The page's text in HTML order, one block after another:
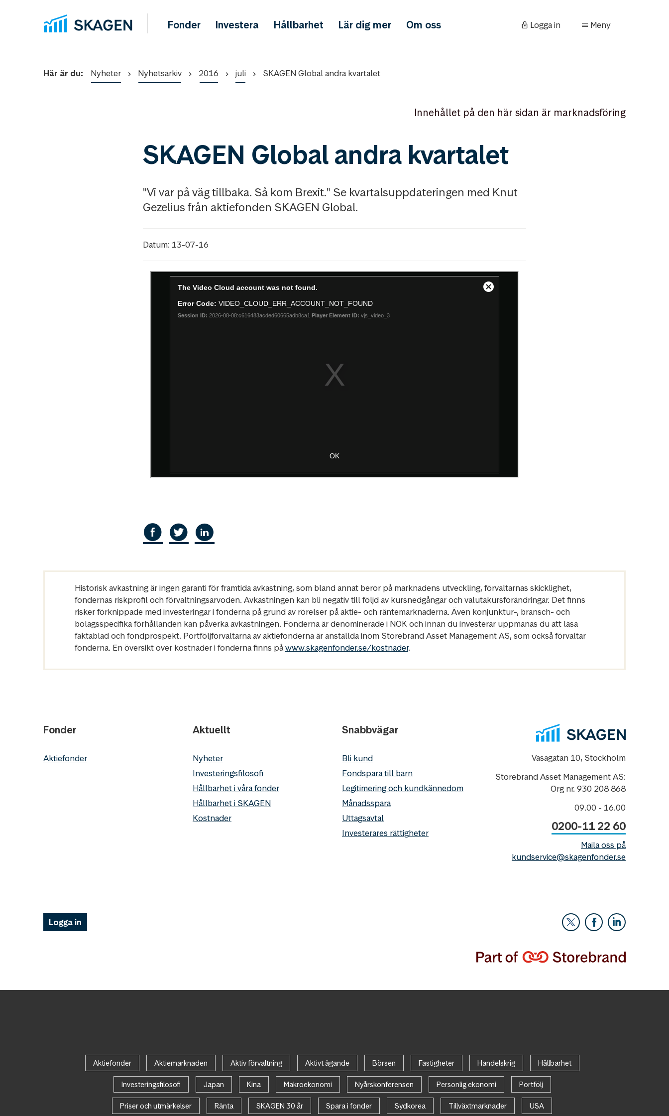
Fonder Investera Hållbarhet Lär dig mer Om oss Logga in Meny
Här är du: Nyheter Nyhetsarkiv 2016 juli SKAGEN Global andra kvartalet
Innehållet på den här sidan är marknadsföring
SKAGEN Global andra kvartalet
"Vi var på väg tillbaka. Så kom Brexit." Se kvartalsuppdateringen med Knut
Gezelius från aktiefonden SKAGEN Global.
Datum: 13-07-16
Historisk avkastning är ingen garanti för framtida avkastning, som bland annat beror på marknadens utveckling, förvaltarnas skicklighet,
fondernas riskprofil och förvaltningsarvoden. Avkastningen kan bli negativ till följd av kursnedgångar och valutakursförändringar. Det finns
risker förknippade med investeringar i fonderna på grund av rörelser på aktie- och räntemarknaderna. Även konjunktur-, bransch- och
bolagsspecifika förhållanden kan påverka avkastningen. Fonderna är denominerade i NOK och innan du investerar uppmanas du att läsa
faktablad och fondprospekt. Portföljförvaltarna av aktiefonderna är anställda inom Storebrand Asset Management AS, som också förvaltar
fonderna. En översikt över kostnader i fonderna finns påwww.skagenfonder.se/kostnader.
Fonder
Aktiefonder
Aktuellt
Nyheter
Investeringsfilosofi
Hållbarhet i våra fonder
Hållbarhet i SKAGEN
Kostnader
Snabbvägar
Bli kund
Fondspara till barn
Legitimering och kundkännedom
Månadsspara
Uttagsavtal
Investerares rättigheter
Vasagatan 10, Stockholm
Storebrand Asset Management AS:
Org nr. 930 208 868
09.00 - 16.00
0200-11 22 60
Maila oss på
kundservice@skagenfonder.se
Logga in
Aktiefonder Aktiemarknaden Aktiv förvaltning Aktivt ägande Börsen Fastigheter Handelskrig Hållbarhet
Investeringsfilosofi Japan Kina Makroekonomi Nyårskonferensen Personlig ekonomi Portfölj
Priser och utmärkelser Ränta SKAGEN 30 år Spara i fonder Sydkorea Tillväxtmarknader USA